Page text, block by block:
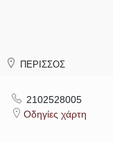
ΠΕΡΙΣΣΟΣ
2102528005
Οδηγίες χάρτη